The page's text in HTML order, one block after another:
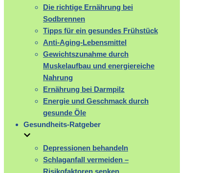
Die richtige Ernährung bei
Sodbrennen
Tipps für ein gesundes Frühstück
Anti-Aging-Lebensmittel
Gewichtszunahme durch
Muskelaufbau und energiereiche
Nahrung
Ernährung bei Darmpilz
Energie und Geschmack durch
gesunde Öle
Gesundheits-Ratgeber
Depressionen behandeln
Schlaganfall vermeiden –
Risikofaktoren senken